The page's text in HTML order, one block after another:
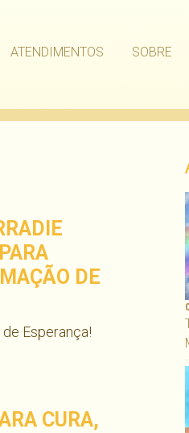
ATENDIMENTOS SOBRE
DE
Esperança!
CURA,